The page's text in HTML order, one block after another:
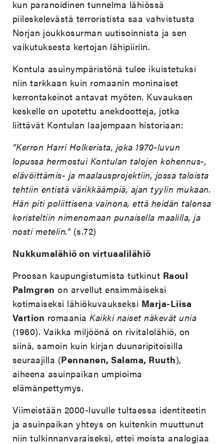
kun paranoidinen tunnelma lähiössä
piileskelevästä terroristista saa vahvistusta
Norjan joukkosurman uutisoinnista ja sen
vaikutuksesta kertojan lähipiiriin.
Kontula asuinympäristönä tulee ikuistetuksi
niin tarkkaan kuin romaanin moninaiset
kerrontakeinot antavat myöten. Kuvauksen
keskelle on upotettu anekdootteja, jotka
liittävät Kontulan laajempaan historiaan:
”Kerron Harri Holkerista, joka 1970-luvun
lopussa hermostui Kontulan talojen kohennus-,
elävöittämis- ja maalausprojektiin, jossa taloista
tehtiin entistä värikkäämpiä, ajan tyylin mukaan.
Hän piti poliittisena vainona, että heidän talonsa
koristeltiin nimenomaan punaisella maalilla, ja
nosti metelin.”(s.72)
Nukkumalähiö on virtuaalilähiö
Proosan kaupungistumista tutkinut Raoul
Palmgren on arvellut ensimmäiseksi
kotimaiseksi lähiökuvaukseksi Marja-Liisa
Vartion romaaniaKaikki naiset näkevät unia
(1960). Vaikka miljöönä on rivitalolähiö, on
siinä, samoin kuin kirjan duunaripitoisilla
seuraajilla (Pennanen, Salama, Ruuth),
aiheena asuinpaikan umpioima
elämänpettymys.
Viimeistään 2000-luvulle tultaessa identiteetin
ja asuinpaikan yhteys on kuitenkin muuttunut
niin tulkinnanvaraiseksi, ettei moista analogiaa